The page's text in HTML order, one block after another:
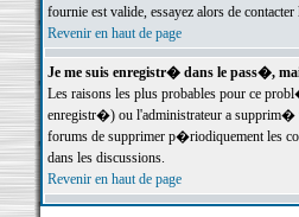
fournie est valide, essayez alors de
Revenir en haut de page
Je me suis enregistr� dans le pass�,
Les raisons les plus probables pour ce
enregistr�) ou l'administrateur a supprim�
forums de supprimer p�riodiquement les
dans les discussions.
Revenir en haut de page